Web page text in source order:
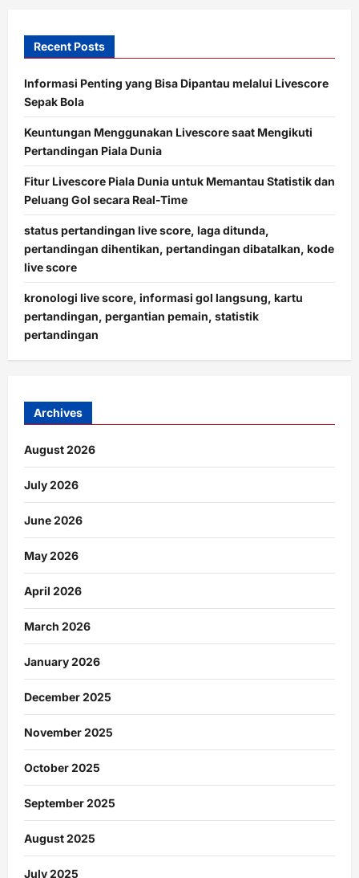
Recent Posts
Informasi Penting yang Bisa Dipantau melalui Livescore
Sepak Bola
Keuntungan Menggunakan Livescore saat Mengikuti
Pertandingan Piala Dunia
Fitur Livescore Piala Dunia untuk Memantau Statistik dan
Peluang Gol secara Real-Time
status pertandingan live score, laga ditunda,
pertandingan dihentikan, pertandingan dibatalkan, kode
live score
kronologi live score, informasi gol langsung, kartu
pertandingan, pergantian pemain, statistik
pertandingan
Archives
August 2026
July 2026
June 2026
May 2026
April 2026
March 2026
January 2026
December 2025
November 2025
October 2025
September 2025
August 2025
July 2025